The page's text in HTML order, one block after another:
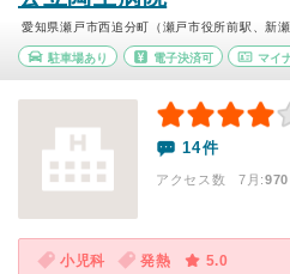
愛知県瀬戸市西追分町（瀬戸市役所前駅、新
駐車場あり 電子決済可 マイ
14件
アクセス数 7月:970
小児科 発熱
5.0